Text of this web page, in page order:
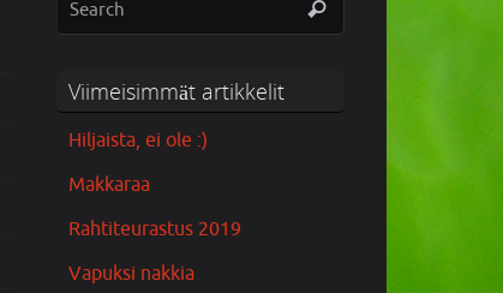
Viimeisimmät artikkelit
Hiljaista, ei ole :)
Makkaraa
Rahtiteurastus 2019
Vapuksi nakkia